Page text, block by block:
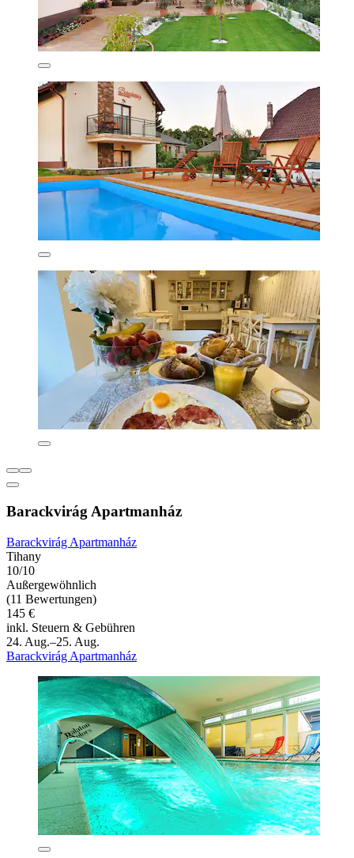
Barackvirág Apartmanház
Barackvirág Apartmanház
Tihany
10/10
Außergewöhnlich
(11 Bewertungen)
145 €
inkl. Steuern & Gebühren
24. Aug.–25. Aug.
Barackvirág Apartmanház